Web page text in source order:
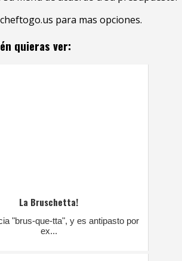
para mas opciones.
quieras ver:
La Bruschetta!
"brus-que-tta", y es antipasto por
ex...